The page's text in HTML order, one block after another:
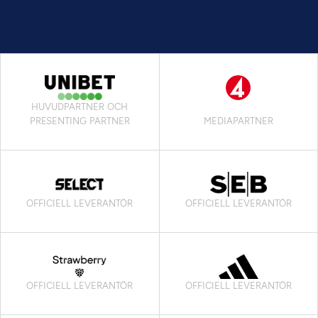
HUVUDPARTNER OCH
PRESENTING PARTNER
MEDIAPARTNER
OFFICIELL LEVERANTÖR OFFICIELL LEVERANTÖR
OFFICIELL LEVERANTÖR OFFICIELL LEVERANTÖR